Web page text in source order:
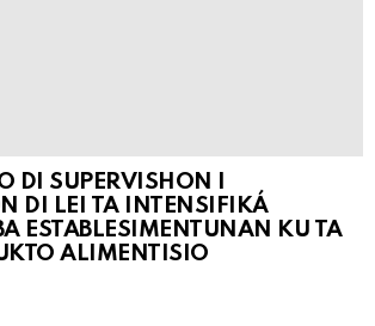
DI SUPERVISHON I
DI LEI TA INTENSIFIKÁ
ESTABLESIMENTUNAN KU TA
ALIMENTISIO